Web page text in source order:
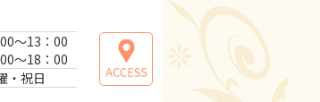
～13：00
～18：00
・祝日